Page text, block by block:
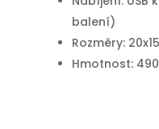
balení)
Rozměry:
Hmotnost: